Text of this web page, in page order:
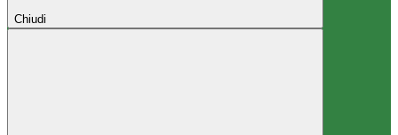
Chiudi